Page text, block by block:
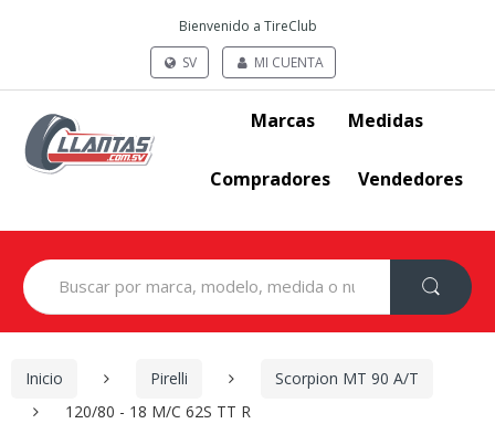
Bienvenido a TireClub
SV
MI CUENTA
Marcas Medidas
Compradores Vendedores
Search
for:
Inicio Pirelli
Scorpion MT 90 A/T
120/80 - 18 M/C 62S TT R